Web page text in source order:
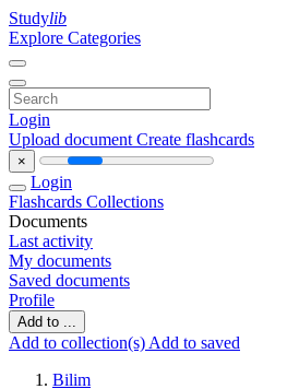
Studylib
Explore Categories
Login
Upload document Create flashcards
×
Login
Flashcards Collections
Documents
Last activity
My documents
Saved documents
Profile
Add to ...
Add to collection(s) Add to saved
Bilim